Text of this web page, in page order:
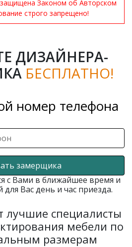
Законом об Авторском
строго запрещено!
ДИЗАЙНЕРА-
БЕСПЛАТНО!
номер телефона
замерщика
с Вами в ближайшее время и
для Вас день и час приезда.
лучшие специалисты
мебели по
размерам